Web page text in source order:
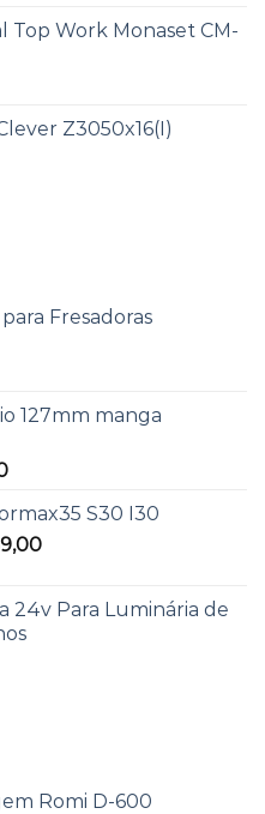
Top Work Monaset CM-
Z3050x16(I)
Fresadoras
127mm manga
S30 I30
24v Para Luminária de
Romi D-600